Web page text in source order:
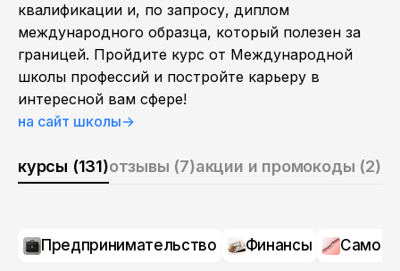
квалификации и, по запросу, диплом
международного образца, который полезен за
границей. Пройдите курс от Международной
школы профессий и постройте карьеру в
интересной вам сфере!
на сайт школы→
курсы (131)отзывы (7)акции и промокоды (2)
Предпринимательство Финансы